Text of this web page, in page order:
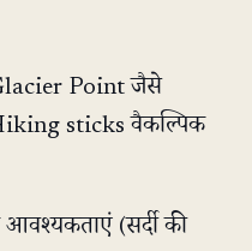
Point जैसे
sticks वैकल्पिक
(सर्दी की